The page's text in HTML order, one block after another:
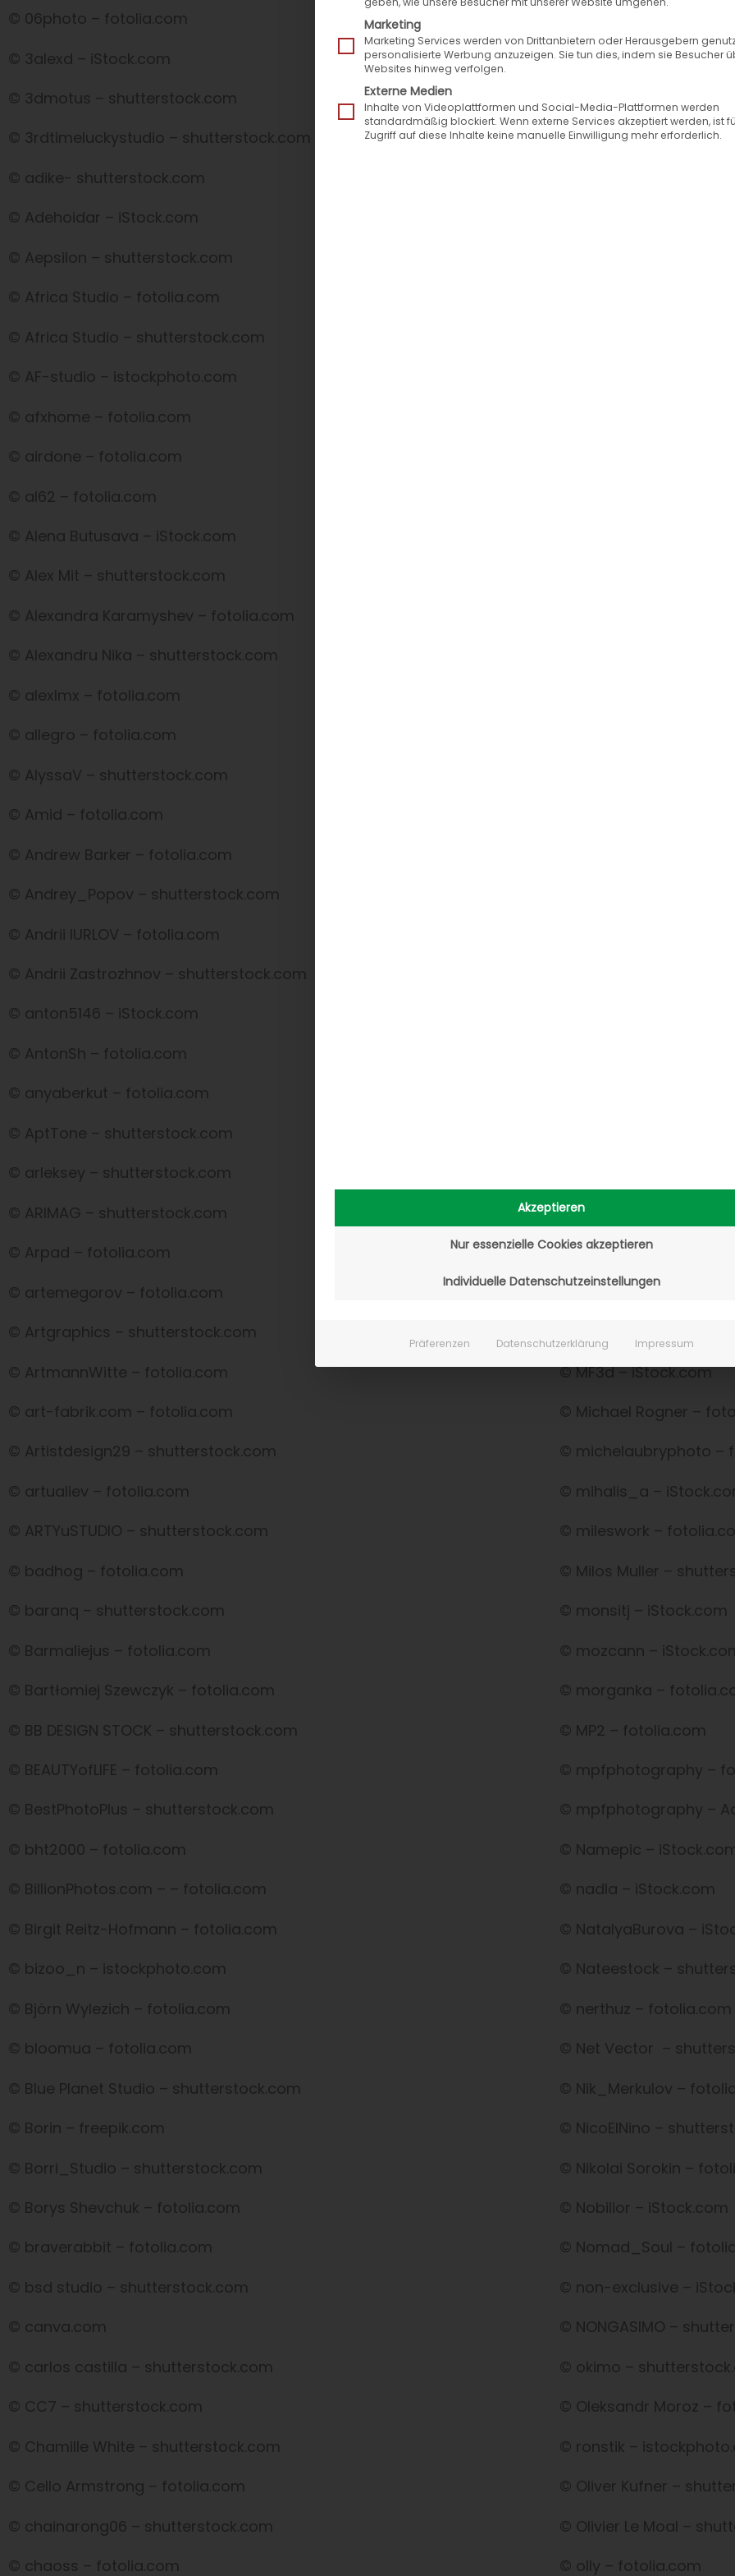
© 06photo – fotolia.com
© 3alexd – iStock.com
© 3dmotus – shutterstock.com
© 3rdtimeluckystudio – shutterstock.com
© adike- shutterstock.com
© Adehoidar – iStock.com
© Aepsilon – shutterstock.com
© Africa Studio – fotolia.com
© Africa Studio – shutterstock.com
© AF-studio – istockphoto.com
© afxhome – fotolia.com
© airdone – fotolia.com
© al62 – fotolia.com
© Alena Butusava – iStock.com
© Alex Mit – shutterstock.com
© Alexandra Karamyshev – fotolia.com
© Alexandru Nika – shutterstock.com
© alexlmx – fotolia.com
© allegro – fotolia.com
© AlyssaV – shutterstock.com
© Amid – fotolia.com
© Andrew Barker – fotolia.com
© Andrey_Popov – shutterstock.com
© Andrii IURLOV – fotolia.com
© Andrii Zastrozhnov – shutterstock.com
© anton5146 – iStock.com
© AntonSh – fotolia.com
© anyaberkut – fotolia.com
© AptTone – shutterstock.com
© arleksey – shutterstock.com
© ARIMAG – shutterstock.com
© Arpad – fotolia.com
© artemegorov – fotolia.com
© Artgraphics – shutterstock.com
© ArtmannWitte – fotolia.com
© art-fabrik.com – fotolia.com
© Artistdesign29 – shutterstock.com
© artualiev – fotolia.com
© ARTYuSTUDIO – shutterstock.com
© badhog – fotolia.com
© baranq – shutterstock.com
© Barmaliejus – fotolia.com
© Bartłomiej Szewczyk – fotolia.com
© BB DESIGN STOCK – shutterstock.com
© BEAUTYofLIFE – fotolia.com
© BestPhotoPlus – shutterstock.com
© bht2000 – fotolia.com
© BillionPhotos.com – – fotolia.com
© Birgit Reitz-Hofmann – fotolia.com
© bizoo_n – istockphoto.com
© Björn Wylezich – fotolia.com
© bloomua – fotolia.com
© Blue Planet Studio – shutterstock.com
© Borin – freepik.com
© Borri_Studio – shutterstock.com
© Borys Shevchuk – fotolia.com
© braverabbit – fotolia.com
© bsd studio – shutterstock.com
© canva.com
© carlos castilla – shutterstock.com
© CC7 – shutterstock.com
© Chamille White – shutterstock.com
© Cello Armstrong – fotolia.com
© chainarong06 – shutterstock.com
© chaoss – fotolia.com
© Life and Times –
© Lightspring –
© Linus – fotolia.com
© Liu zishan –
© Lukas Gojda –
© Maks_lab –
© marco mayer –
© Maria Mitrofanova –
© mario beauregard –
© Mario Webhofer –
© Matej Kastelic –
© Maxim Malevich –
© Maximumm –
© Maxx-Studio –
© mayam_studio –
© MAZNEV GENNADY
© Mdisk –
© mediterranean –
© Melpomene –
© MF3d – iStock.com
© Michael Rogner –
© michelaubryphoto –
© mihalis_a –
© mileswork –
© Milos Muller –
© monsitj – iStock.com
© mozcann –
© morganka –
© MP2 – fotolia.com
© mpfphotography –
© mpfphotography –
© Namepic –
© nadla – iStock.com
© NatalyaBurova –
© Nateestock –
© nerthuz – fotolia.com
© Net Vector –
© Nik_Merkulov –
© NicoElNino –
© Nikolai Sorokin –
© Nobilior – iStock.com
© Nomad_Soul –
© non-exclusive –
© NONGASIMO –
© okimo –
© Oleksandr Moroz –
© ronstik –
© Oliver Kufner –
© Olivier Le Moal –
© olly – fotolia.com
Marketing
Marketing Services werden von Drittanbietern oder Herausgebern
personalisierte Werbung anzuzeigen. Sie tun dies, indem sie Besucher
Websites hinweg verfolgen.
Externe Medien
Inhalte von Videoplattformen und Social-Media-Plattformen werden
standardmäßig blockiert. Wenn externe Services akzeptiert werden, ist
Zugriff auf diese Inhalte keine manuelle Einwilligung mehr erforderlich.
Akzeptieren
Nur essenzielle Cookies akzeptieren
Individuelle Datenschutzeinstellungen
Präferenzen Datenschutzerklärung Impressum